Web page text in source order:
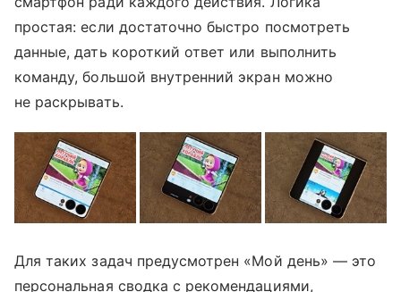
простая: если достаточно быстро посмотреть
данные, дать короткий ответ или выполнить
команду, большой внутренний экран можно
не раскрывать.
Для таких задач предусмотрен «Мой день» — это
персональная сводка с рекомендациями,